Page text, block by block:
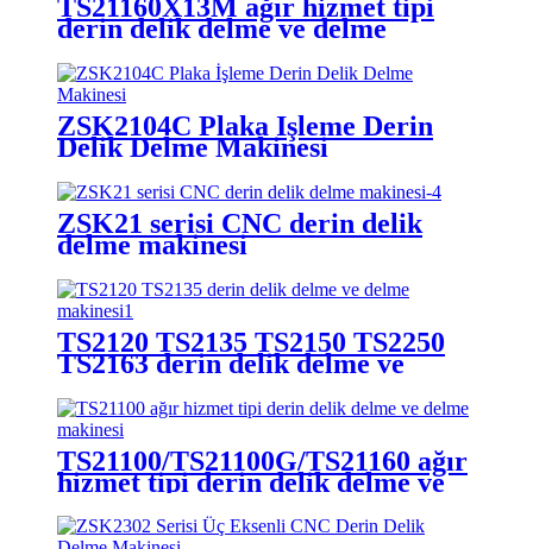
TS21160X13M ağır hizmet tipi
derin delik delme ve delme
ZSK2104C Plaka İşleme Derin
Delik Delme Makinesi
ZSK21 serisi CNC derin delik
delme makinesi
TS2120 TS2135 TS2150 TS2250
TS2163 derin delik delme ve
TS21100/TS21100G/TS21160 ağır
hizmet tipi derin delik delme ve
delme makinesi